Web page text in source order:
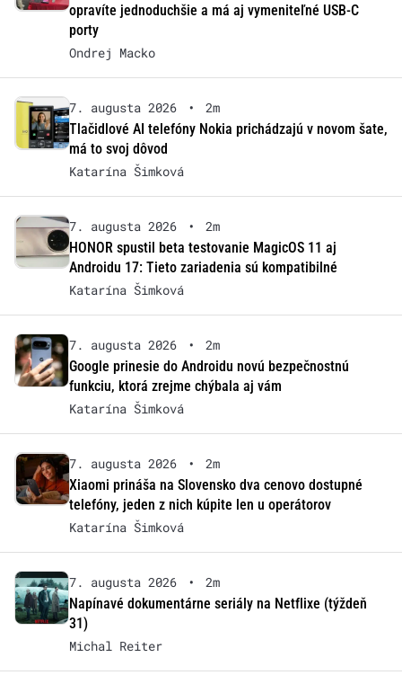
opravíte jednoduchšie a má aj vymeniteľné USB-C
porty
Ondrej Macko
7. augusta 2026 •
2m
Tlačidlové AI telefóny Nokia prichádzajú v novom šate,
má to svoj dôvod
Katarína Šimková
7. augusta 2026 •
2m
HONOR spustil beta testovanie MagicOS 11 aj
Androidu 17: Tieto zariadenia sú kompatibilné
Katarína Šimková
7. augusta 2026 •
2m
Google prinesie do Androidu novú bezpečnostnú
funkciu, ktorá zrejme chýbala aj vám
Katarína Šimková
7. augusta 2026 •
2m
Xiaomi prináša na Slovensko dva cenovo dostupné
telefóny, jeden z nich kúpite len u operátorov
Katarína Šimková
7. augusta 2026 •
2m
Napínavé dokumentárne seriály na Netflixe (týždeň
31)
Michal Reiter